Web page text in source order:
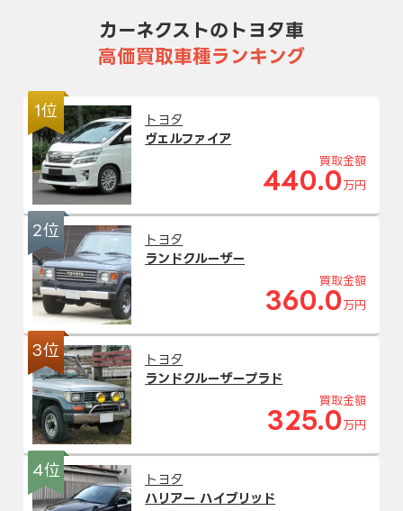
カーネクストのトヨタ車
高価買取車種ランキング
1位
トヨタ
ヴェルファイア
買取金額
440.0 万円
2位
トヨタ
ランドクルーザー
買取金額
360.0 万円
3位
トヨタ
ランドクルーザープラド
買取金額
325.0 万円
4位
トヨタ
ハリアー ハイブリッド